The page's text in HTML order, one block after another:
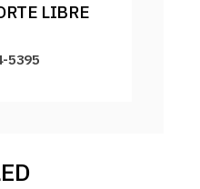
LIBRE
5395